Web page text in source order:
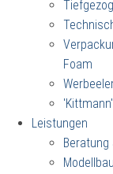
Foam
Leistungen
Beratung
Modellbau